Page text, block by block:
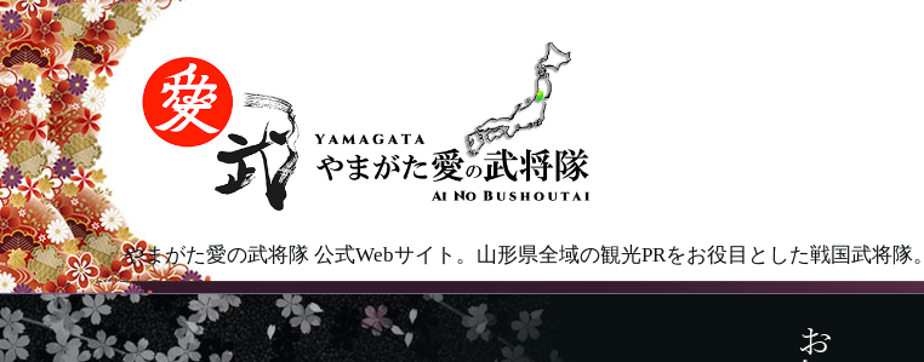
やまがた愛の武将隊 公式Webサイト。山形県全域の観光PRをお役目とした戦国武将隊。